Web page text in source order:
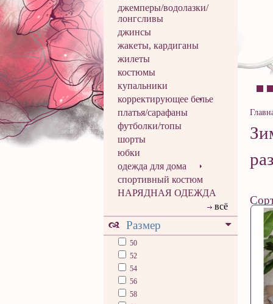
джемперы/водолазки/
лонгсливы
джинсы
жакеты, кардиганы
жилеты
костюмы
купальники
корректирующее белье
платья/сарафаны
футболки/топы
шорты
юбки
одежда для дома
спортивный костюм
НАРЯДНАЯ ОДЕЖДА
всё
Размер
50
52
54
56
58